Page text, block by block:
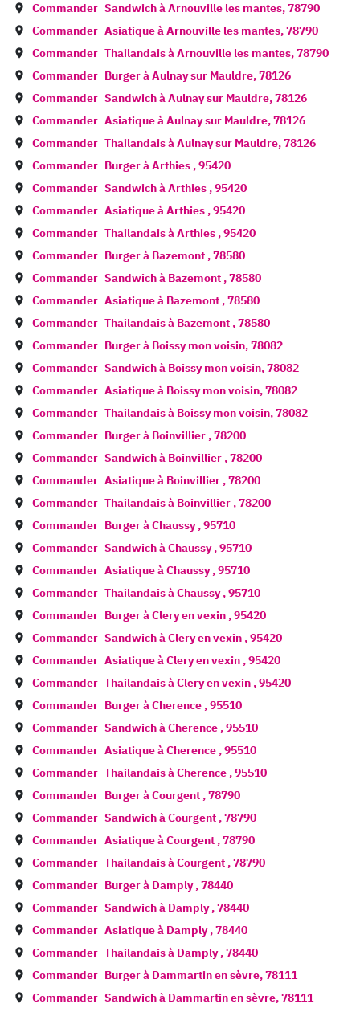
Commander Sandwich àArnouville les mantes,78790
Commander Asiatique àArnouville les mantes,78790
Commander Thailandais àArnouville les mantes,78790
Commander Burger àAulnay sur Mauldre,78126
Commander Sandwich àAulnay sur Mauldre,78126
Commander Asiatique àAulnay sur Mauldre,78126
Commander Thailandais àAulnay sur Mauldre,78126
Commander Burger àArthies ,95420
Commander Sandwich àArthies ,95420
Commander Asiatique àArthies ,95420
Commander Thailandais àArthies ,95420
Commander Burger à Bazemont ,78580
Commander Sandwich à Bazemont ,78580
Commander Asiatique à Bazemont ,78580
Commander Thailandais à Bazemont ,78580
Commander Burger à Boissy mon voisin,78082
Commander Sandwich à Boissy mon voisin,78082
Commander Asiatique à Boissy mon voisin,78082
Commander Thailandais à Boissy mon voisin,78082
Commander Burger à Boinvillier ,78200
Commander Sandwich à Boinvillier ,78200
Commander Asiatique à Boinvillier ,78200
Commander Thailandais à Boinvillier ,78200
Commander Burger àChaussy,95710
Commander Sandwich àChaussy,95710
Commander Asiatique àChaussy,95710
Commander Thailandais àChaussy,95710
Commander Burger àClery en vexin ,95420
Commander Sandwich àClery en vexin ,95420
Commander Asiatique àClery en vexin ,95420
Commander Thailandais àClery en vexin ,95420
Commander Burger àCherence ,95510
Commander Sandwich àCherence ,95510
Commander Asiatique àCherence ,95510
Commander Thailandais àCherence ,95510
Commander Burger àCourgent ,78790
Commander Sandwich àCourgent ,78790
Commander Asiatique àCourgent ,78790
Commander Thailandais àCourgent ,78790
Commander Burger à Damply,78440
Commander Sandwich à Damply,78440
Commander Asiatique à Damply,78440
Commander Thailandais à Damply,78440
Commander Burger à Dammartin en sèvre,78111
Commander Sandwich à Dammartin en sèvre,78111